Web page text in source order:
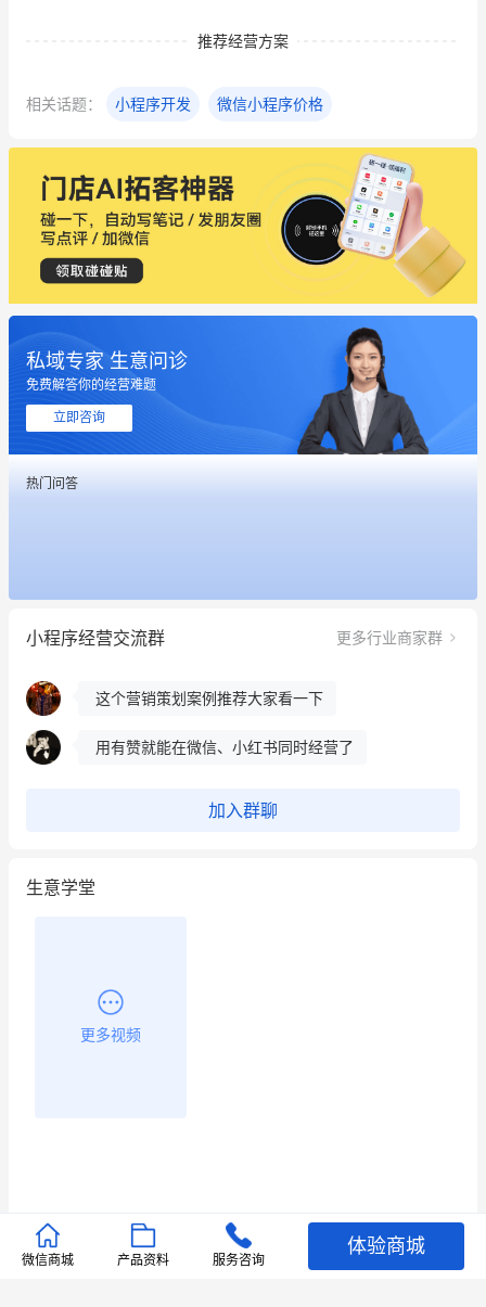
推荐经营方案
相关话题： 小程序开发 微信小程序价格
私域专家 生意问诊
免费解答你的经营难题
立即咨询
热门问答
小程序经营交流群 更多行业商家群
这个营销策划案例推荐大家看一下
昨晚的直播课程太好啦❤️
冰墩墩货源充足需要的联系我
这个营销策划案例推荐大家看一下
用有赞就能在微信、小红书同时经营了
加入群聊
生意学堂
更多视频
推荐文章
微信商城 产品资料 服务咨询
体验商城